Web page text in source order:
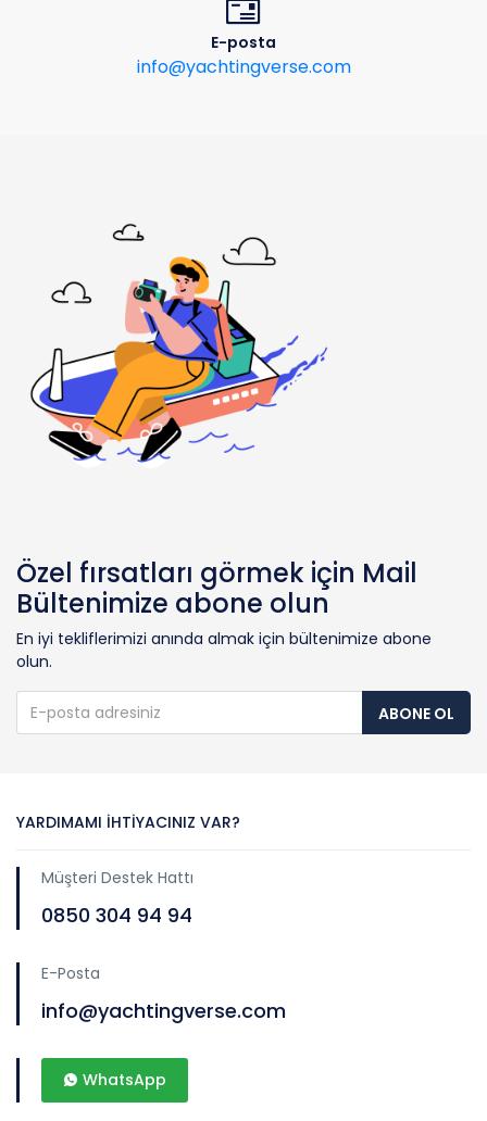
E-posta
info@yachtingverse.com
Özel fırsatları görmek için Mail
Bültenimize abone olun
En iyi tekliflerimizi anında almak için bültenimize abone
olun.
ABONE OL
YARDIMAMI İHTIYACINIZ VAR?
Müşteri Destek Hattı
0850 304 94 94
E-Posta
info@yachtingverse.com
WhatsApp